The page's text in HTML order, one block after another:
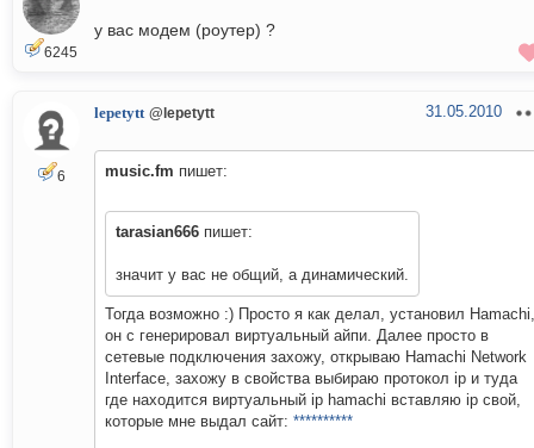
6245
у вас модем (роутер) ?
6
lepetytt @lepetytt 31.05.2010
music.fm пишет:
tarasian666 пишет:
значит у вас не общий, а динамический.
Тогда возможно :) Просто я как делал, установил Hamachi,
он с генерировал виртуальный айпи. Далее просто в
сетевые подключения захожу, открываю Hamachi Network
Interface, захожу в свойства выбираю протокол ip и туда
где находится виртуальный ip hamachi вставляю ip свой,
которые мне выдал сайт: **********